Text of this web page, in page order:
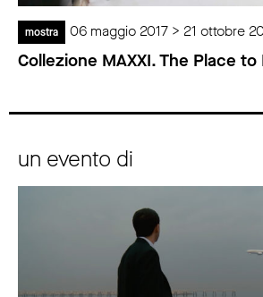
mostra 06 maggio 2017 > 21 ottobre
Collezione MAXXI. The Place to
un evento di